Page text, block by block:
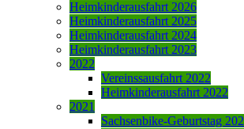
Heimkinderausfahrt 2026
Heimkinderausfahrt 2025
Heimkinderausfahrt 2024
Heimkinderausfahrt 2023
2022
Vereinssausfahrt 2022
Heimkinderausfahrt 2022
2021
Sachsenbike-Geburtstag